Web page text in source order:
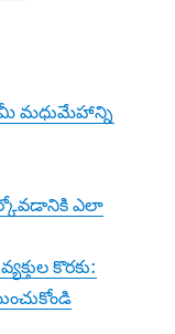
మీ మధుమేహాన్ని
ఎలా
కొరకు: